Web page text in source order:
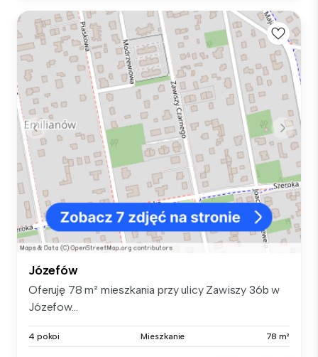
Józefów
Oferuję 78 m² mieszkania przy ulicy Zawiszy 36b w
Józefow...
4 pokoi Mieszkanie 78 m²